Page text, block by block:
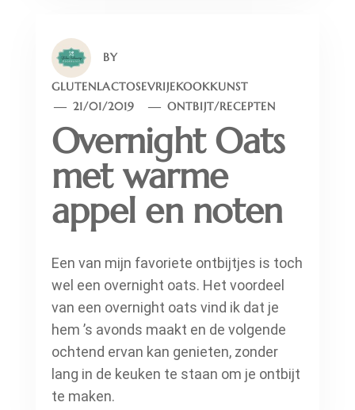
BY
GLUTENLACTOSEVRIJEKOOKKUNST
21/01/2019
ONTBIJT/RECEPTEN
Overnight Oats
met warme
appel en noten
Een van mijn favoriete ontbijtjes is toch
wel een overnight oats. Het voordeel
van een overnight oats vind ik dat je
hem ’s avonds maakt en de volgende
ochtend ervan kan genieten, zonder
lang in de keuken te staan om je ontbijt
te maken.